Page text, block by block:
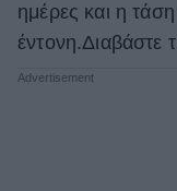
ημέρες και η
έντονη.Διαβάστε